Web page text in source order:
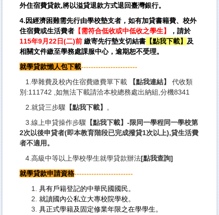
外住宿費貸款,將以溢貸退款方式退回臺灣銀行。
4.因經濟困難需先行由學校墊支者， 如有加貸書籍費、校外
住宿費或生活費者 【需符合低收或中低收之學生】
，請於
115年9月22日(二)前 繳寄先行墊支切結書 【點我下載】 及
相關文件繳至學務處課服中心，逾期恕不受理。
就學貸款懶人包下載-----------------------
1.學雜費及校內住宿費繳費單下載
【點我連結】
代收類
別:111742 ,如無法下載請洽本校總務處出納組,分機8341
2.就貸三步驟 【點我下載】 。
3.線上申貸操作步驟 【點我下載】 -限同一學程同一學校第
2次以後申貸者(即本教育階段已完成撥貸1次以上),貸生活費
者不適用。
4.高級中等以上學校學生就學貸款辦法[點我查詢]
就學貸款申請資格------------------------
具有戶籍登記的中華民國國民。
就讀國內公私立大專校院學校。
具正式學籍及固定修業年限之在學學生。